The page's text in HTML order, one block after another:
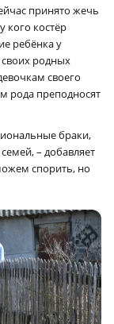
принято жечь
кого костёр
ребёнка у
родных
своего
рода преподносят
браки,
– добавляет
спорить, но